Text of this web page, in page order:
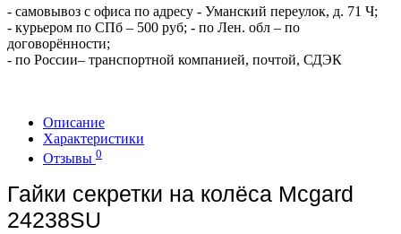
- самовывоз с офиса по адресу - Уманский переулок, д. 71 Ч;
- курьером по СПб – 500 руб; - по Лен. обл – по
договорённости;
- по России– транспортной компанией, почтой, СДЭК
Описание
Характеристики
Отзывы 0
Гайки секретки на колёса Mcgard
24238SU